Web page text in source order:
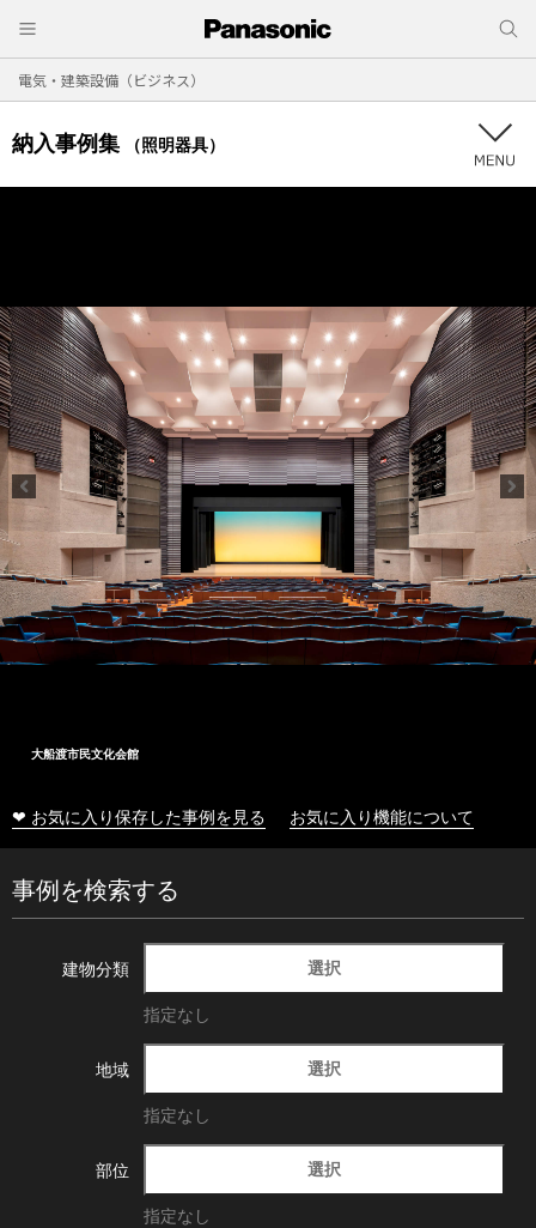
電気・建築設備（ビジネス）
納入事例集 （照明器具）
大船渡市民文化会館
❤ お気に入り保存した事例を見る お気に入り機能について
事例を検索する
建物分類 選択
指定なし
地域 選択
指定なし
部位 選択
指定なし